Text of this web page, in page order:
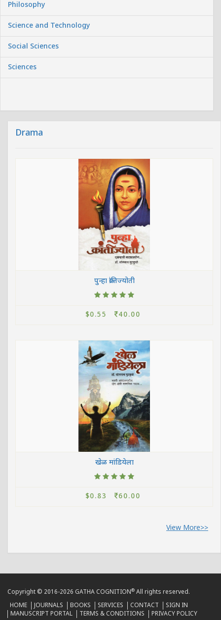
Philosophy
Science and Technology
Social Sciences
Sciences
Drama
पुन्हा क्रांतिज्योती
$0.55 40.00
खेळ मांडियेला
$0.83 60.00
View More>>
Copyright © 2016-2026 GATHA COGNITION® All rights reserved.
HOME
JOURNALS BOOKS SERVICES CONTACT
SIGN IN
MANUSCRIPT PORTAL
TERMS & CONDITIONS PRIVACY POLICY